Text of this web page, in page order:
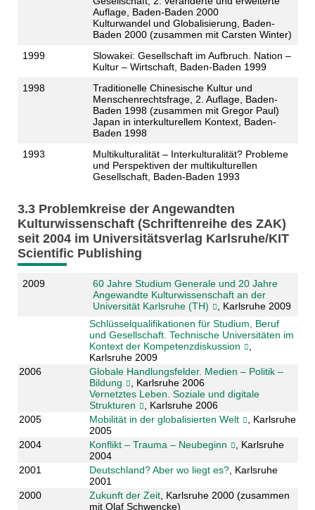
Auflage, Baden-Baden 2000
Kulturwandel und Globalisierung, Baden-
Baden 2000 (zusammen mit Carsten Winter)
1999
Slowakei: Gesellschaft im Aufbruch. Nation –
Kultur – Wirtschaft, Baden-Baden 1999
1998
Traditionelle Chinesische Kultur und
Menschenrechtsfrage, 2. Auflage, Baden-
Baden 1998 (zusammen mit Gregor Paul)
Japan in interkulturellem Kontext, Baden-
Baden 1998
1993
Multikulturalität – Interkulturalität? Probleme
und Perspektiven der multikulturellen
Gesellschaft, Baden-Baden 1993
3.3 Problemkreise der Angewandten
Kulturwissenschaft (Schriftenreihe des ZAK)
seit 2004 im Universitätsverlag Karlsruhe/KIT
Scientific Publishing
2009
60 Jahre Studium Generale und 20 Jahre
Angewandte Kulturwissenschaft an der
Universität Karlsruhe (TH)
, Karlsruhe 2009
Schlüsselqualifikationen für Studium, Beruf
und Gesellschaft. Technische Universitäten im
Kontext der Kompetenzdiskussion
Karlsruhe 2009
2006
Globale Handlungsfelder. Medien – Politik –
Bildung
, Karlsruhe 2006
Vernetztes Leben. Soziale und digitale
Strukturen
, Karlsruhe 2006
2005
Mobilität in der globalisierten Welt
, Karlsruhe
2005
2004
Konflikt – Trauma – Neubeginn
, Karlsruhe
2004
2001
Deutschland? Aber wo liegt es?, Karlsruhe
2001
2000
Zukunft der Zeit, Karlsruhe 2000 (zusammen
mit Olaf Schwencke)